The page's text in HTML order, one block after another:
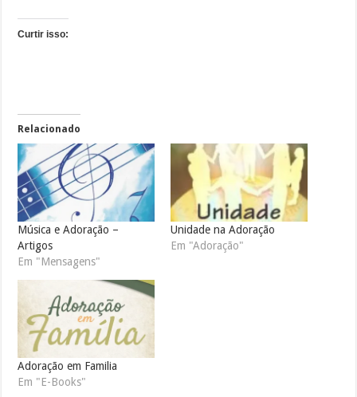
Curtir isso:
Relacionado
Música e Adoração –
Artigos
Em "Mensagens"
Unidade na Adoração
Em "Adoração"
Adoração em Familia
Em "E-Books"